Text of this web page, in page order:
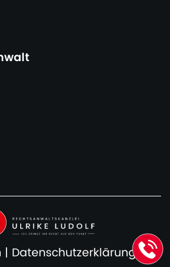
| Datenschutzerklärung